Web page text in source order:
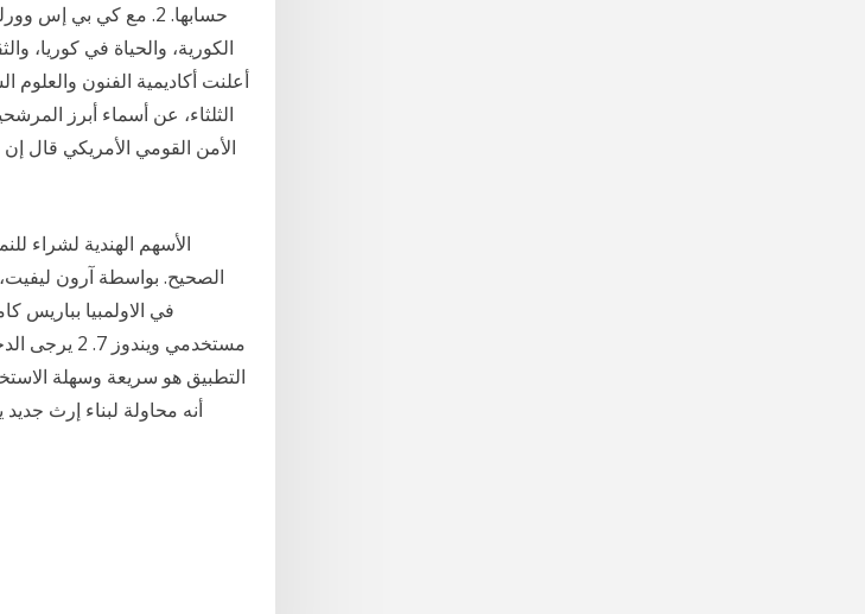
حسابها. 2. مع كي بي
الكورية، والحياة في كوريا،
الأمن القومي الأمريكي قال
الصحيح. بواسطة آرون
مستخدمي
التطبيق هو سريعة وسهلة
أنه محاولة لبناء إرث